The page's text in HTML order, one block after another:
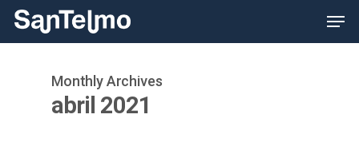
Skip
Monthly Archives
abril 2021